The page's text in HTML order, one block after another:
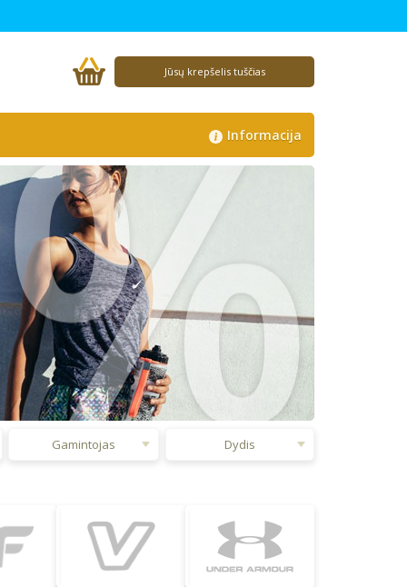
Jūsų krepšelis tuščias
Informacija
Gamintojas Dydis